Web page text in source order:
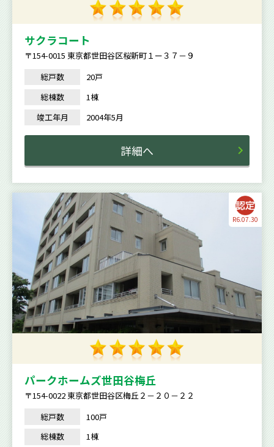
サクラコート
〒154-0015 東京都世田谷区桜新町１ー３７－９
総戸数
20戸
総棟数
1棟
竣工年月
2004年5月
詳細へ
R6.07.30
パークホームズ世田谷梅丘
〒154-0022 東京都世田谷区梅丘２－２０－２２
総戸数
100戸
総棟数
1棟